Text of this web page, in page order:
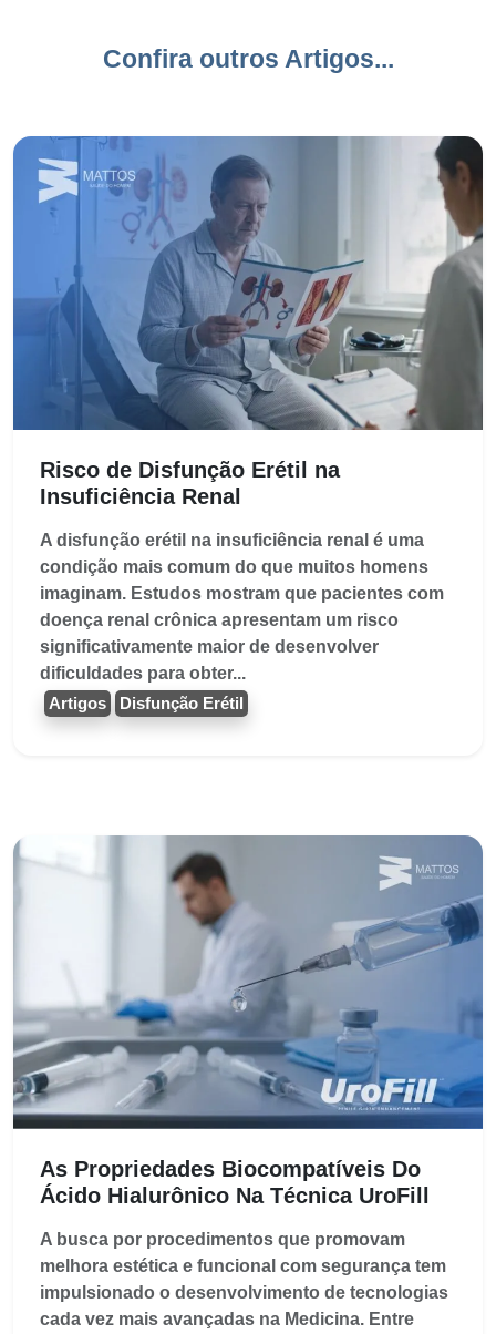
Confira outros Artigos...
Risco de Disfunção Erétil na
Insuficiência Renal
A disfunção erétil na insuficiência renal é uma
condição mais comum do que muitos homens
imaginam. Estudos mostram que pacientes com
doença renal crônica apresentam um risco
significativamente maior de desenvolver
dificuldades para obter...
Artigos Disfunção Erétil
As Propriedades Biocompatíveis Do
Ácido Hialurônico Na Técnica UroFill
A busca por procedimentos que promovam
melhora estética e funcional com segurança tem
impulsionado o desenvolvimento de tecnologias
cada vez mais avançadas na Medicina. Entre